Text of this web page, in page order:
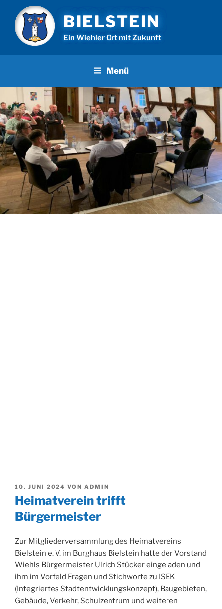
Inhalt
springen
BIELSTEIN
Ein Wiehler Ort mit Zukunft
Menü
VERÖFFENTLICHT
AM
10. JUNI 2024 VON ADMIN
Heimatverein trifft
Bürgermeister
Zur Mitgliederversammlung des Heimatvereins
Bielstein e. V. im Burghaus Bielstein hatte der Vorstand
Wiehls Bürgermeister Ulrich Stücker eingeladen und
ihm im Vorfeld Fragen und Stichworte zu ISEK
(Integriertes Stadtentwicklungskonzept), Baugebieten,
Gebäude, Verkehr, Schulzentrum und weiteren